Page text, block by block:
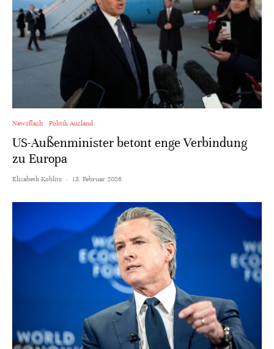
Newsflash Politik Ausland
US-Außenminister betont enge Verbindung
zu Europa
Elisabeth Koblitz · 13. Februar 2026